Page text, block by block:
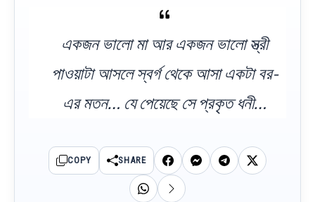
একজন ভালো মা আর একজন ভালো স্ত্রী
পাওয়াটা আসলে স্বর্গ থেকে আসা একটা বর-
এর মতন… যে পেয়েছে সে প্রকৃত ধনী…
COPY SHARE